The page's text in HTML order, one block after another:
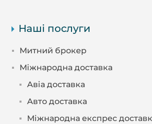
Наші послуги
Митний брокер
Міжнародна доставка
Авіа доставка
Авто доставка
Міжнародна експрес